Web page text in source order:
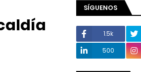
SÍGUENOS
1.5k
500